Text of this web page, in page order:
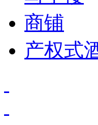
商铺
产权式